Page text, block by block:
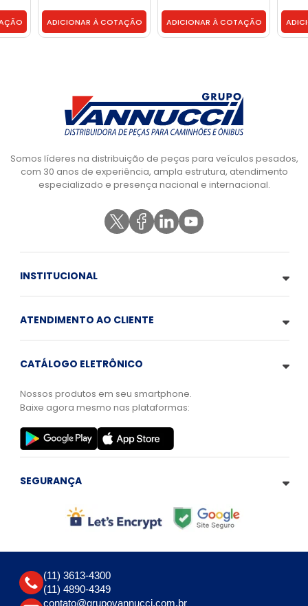
ADICIONAR À COTAÇÃO ADICIONAR À COTAÇÃO
Somos líderes na distribuição de peças para veículos pesados,
com 30 anos de experiência, ampla estrutura, atendimento
especializado e presença nacional e internacional.
INSTITUCIONAL
ATENDIMENTO AO CLIENTE
CATÁLOGO ELETRÔNICO
Nossos produtos em seu smartphone.
Baixe agora mesmo nas plataformas:
SEGURANÇA
(11) 3613-4300
(11) 4890-4349
contato@grupovannucci.com.br